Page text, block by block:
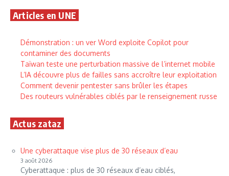
Articles en UNE
Démonstration : un ver Word exploite Copilot pour
contaminer des documents
Taïwan teste une perturbation massive de l’internet mobile
L’IA découvre plus de failles sans accroître leur exploitation
Comment devenir pentester sans brûler les étapes
Des routeurs vulnérables ciblés par le renseignement russe
Actus zataz
Une cyberattaque vise plus de 30 réseaux d’eau
3 août 2026
Cyberattaque : plus de 30 réseaux d’eau ciblés,